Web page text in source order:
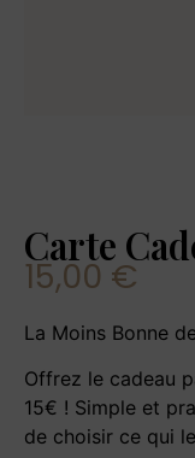
Carte
15,00 €
La Moins Bonne
Offrez le cadeau
15€ ! Simple et
de choisir ce qui